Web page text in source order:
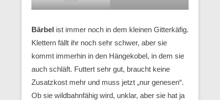
Bärbel ist immer noch in dem kleinen Gitterkäfig.
Klettern fällt ihr noch sehr schwer, aber sie
kommt immerhin in den Hängekobel, in dem sie
auch schläft. Futtert sehr gut, braucht keine
Zusatzkost mehr und muss jetzt „nur genesen“.
Ob sie wildbahnfähig wird, unklar, aber sie hat ja